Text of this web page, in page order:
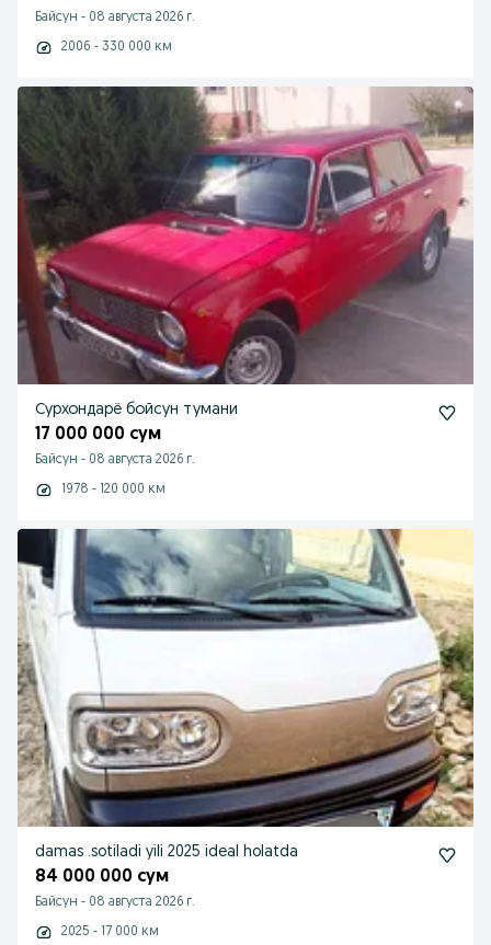
Байсун - 08 августа 2026 г.
2006 - 330 000 км
Сурхондарё бойсун тумани
17 000 000 сум
Байсун - 08 августа 2026 г.
1978 - 120 000 км
damas .sotiladi yili 2025 ideal holatda
84 000 000 сум
Байсун - 08 августа 2026 г.
2025 - 17 000 км